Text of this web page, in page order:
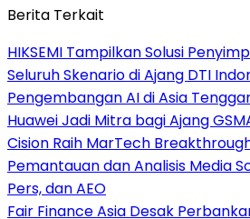
Berita Terkait
HIKSEMI Tampilkan Solusi
Seluruh Skenario di Ajang DTI
Pengembangan AI di Asia
Huawei Jadi Mitra bagi Ajang
Cision Raih MarTech
Pemantauan dan Analisis Media
Pers, dan AEO
Fair Finance Asia Desak